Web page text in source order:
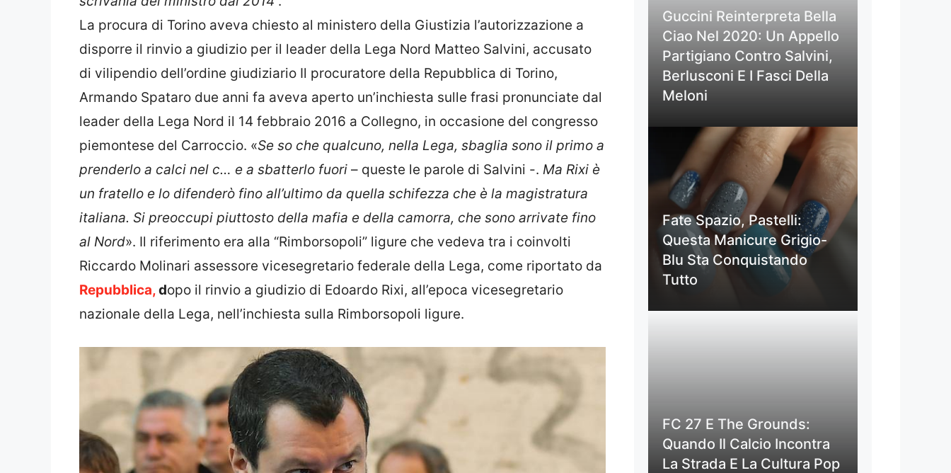
La procura di Torino aveva chiesto al ministero della Giustizia l’autorizzazione a
disporre il rinvio a giudizio per il leader della Lega Nord Matteo Salvini, accusato
di vilipendio dell’ordine giudiziario Il procuratore della Repubblica di Torino,
Armando Spataro due anni fa aveva aperto un’inchiesta sulle frasi pronunciate dal
leader della Lega Nord il 14 febbraio 2016 a Collegno, in occasione del congresso
piemontese del Carroccio. «Se so che qualcuno, nella Lega, sbaglia sono il primo a
prenderlo a calci nel c… e a sbatterlo fuori – queste le parole di Salvini -. Ma Rixi è
un fratello e lo difenderò fino all’ultimo da quella schifezza che è la magistratura
italiana. Si preoccupi piuttosto della mafia e della camorra, che sono arrivate fino
al Nord». Il riferimento era alla “Rimborsopoli” ligure che vedeva tra i coinvolti
Riccardo Molinari assessore vicesegretario federale della Lega, come riportato da
Repubblica,dopo il rinvio a giudizio di Edoardo Rixi, all’epoca vicesegretario
nazionale della Lega, nell’inchiesta sulla Rimborsopoli ligure.
Guccini Reinterpreta Bella
Ciao Nel 2020: Un Appello
Partigiano Contro Salvini,
Berlusconi E I Fasci Della
Meloni
Fate Spazio, Pastelli:
Questa Manicure Grigio-
Blu Sta Conquistando
Tutto
FC 27 E The Grounds:
Quando Il Calcio Incontra
La Strada E La Cultura Pop